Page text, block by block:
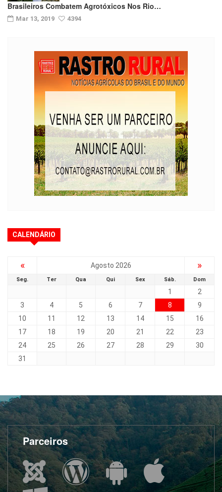
Brasileiros Combatem Agrotóxicos Nos Rio…
Mar 13, 2019 4394
CALENDÁRIO
« Agosto 2026 »
Seg. Ter Qua Qui Sex Sáb. Dom
1
2
3
4 5 6 7 8
9
10
11 12 13 14 15
16
17
18 19 20 21 22
23
24
25 26 27 28 29
30
31
Parceiros